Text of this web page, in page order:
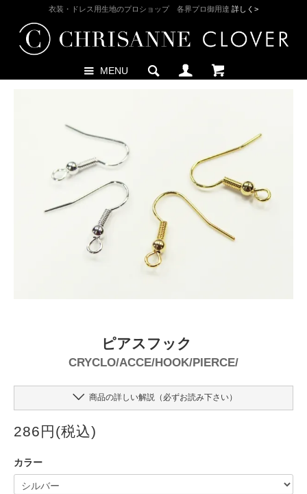
衣装・ドレス用生地のプロショップ 各界プロ御用達 詳しく>
MENU
ピアスフック
CRYCLO/ACCE/HOOK/PIERCE/
商品の詳しい解説（必ずお読み下さい）
286円(税込)
カラー